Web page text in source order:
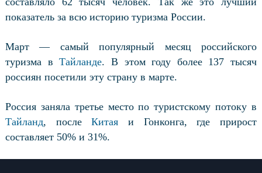
показатель за всю историю туризма России.
Март — самый популярный месяц российского
туризма вТайланде. В этом году более 137 тысяч
россиян посетили эту страну в марте.
Россия заняла третье место по туристскому потоку в
Тайланд, послеКитая и Гонконга, где прирост
составляет 50% и 31%.